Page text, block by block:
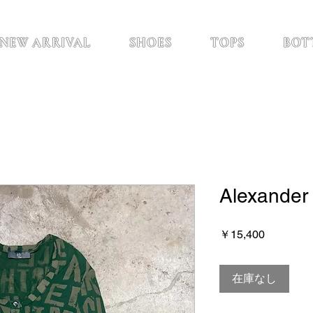
NEW ARRIVAL SHOES TOPS
￥15,400価
在庫なし